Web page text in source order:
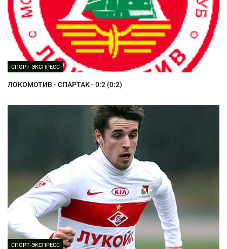
СПОРТ-ЭКСПРЕСС
ЛОКОМОТИВ - СПАРТАК - 0:2 (0:2)
СПОРТ-ЭКСПРЕСС